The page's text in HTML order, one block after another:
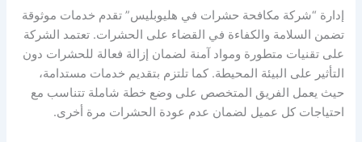
إدارة “شركة مكافحة حشرات في هليوبليس” تقدم خدمات موثوقة
تضمن السلامة والكفاءة في القضاء على الحشرات. تعتمد الشركة
على تقنيات متطورة ومواد آمنة لضمان إزالة فعالة للحشرات دون
التأثير على البيئة المحيطة. كما تلتزم بتقديم خدمات مستدامة،
حيث يعمل الفريق المتخصص على وضع خطة شاملة تتناسب مع
احتياجات كل عميل لضمان عدم عودة الحشرات مرة أخرى.